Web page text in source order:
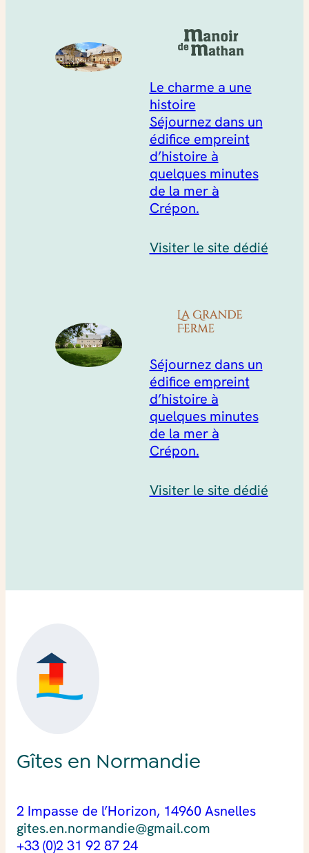
Le charme a une
histoire
Séjournez dans un
édifice empreint
d’histoire à
quelques minutes
de la mer à
Crépon.
Visiter le site dédié
Séjournez dans un
édifice empreint
d’histoire à
quelques minutes
de la mer à
Crépon.
Visiter le site dédié
Gîtes en Normandie
2 Impasse de l’Horizon, 14960 Asnelles
gites.en.normandie@gmail.com
+33 (0)2 31 92 87 24